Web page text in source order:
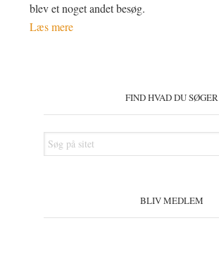
blev et noget andet besøg.
Læs mere
FIND HVAD DU SØGER
Søg
på
BLIV MEDLEM